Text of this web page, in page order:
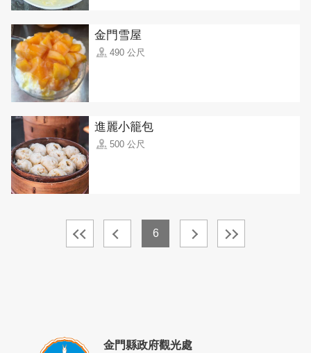
金門雪屋
490 公尺
進麗小籠包
500 公尺
6
金門縣政府觀光處